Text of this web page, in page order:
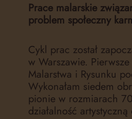
Prace malarskie
problem społeczny
Cykl prac został
w Warszawie.
Malarstwa i Rysunku
Wykonałam siedem
pionie w rozmiarach
działalność